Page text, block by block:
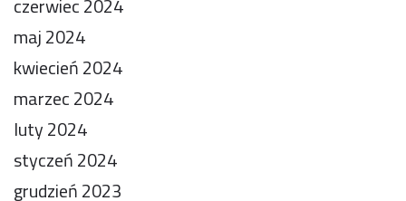
czerwiec 2024
maj 2024
kwiecień 2024
marzec 2024
luty 2024
styczeń 2024
grudzień 2023